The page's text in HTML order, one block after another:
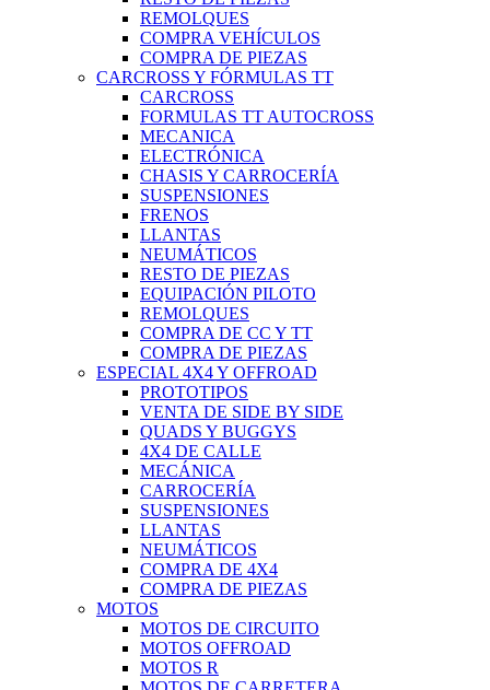
REMOLQUES
COMPRA VEHÍCULOS
COMPRA DE PIEZAS
CARCROSS Y FÓRMULAS TT
CARCROSS
FORMULAS TT AUTOCROSS
MECANICA
ELECTRÓNICA
CHASIS Y CARROCERÍA
SUSPENSIONES
FRENOS
LLANTAS
NEUMÁTICOS
RESTO DE PIEZAS
EQUIPACIÓN PILOTO
REMOLQUES
COMPRA DE CC Y TT
COMPRA DE PIEZAS
ESPECIAL 4X4 Y OFFROAD
PROTOTIPOS
VENTA DE SIDE BY SIDE
QUADS Y BUGGYS
4X4 DE CALLE
MECÁNICA
CARROCERÍA
SUSPENSIONES
LLANTAS
NEUMÁTICOS
COMPRA DE 4X4
COMPRA DE PIEZAS
MOTOS
MOTOS DE CIRCUITO
MOTOS OFFROAD
MOTOS R